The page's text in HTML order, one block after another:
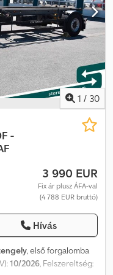
1 / 30
-
3 990 EUR
Fix ár plusz ÁFA-val
(4 788 EUR bruttó)
Hívás
, első forgalomba
10/2026, Felszereltség: